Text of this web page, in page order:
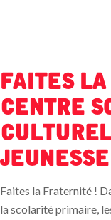
Faites
Centre
Culturel
Jeunesse
Faites la Fraternité !
la scolarité primaire,